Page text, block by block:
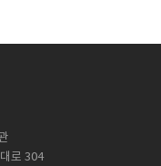
로 304